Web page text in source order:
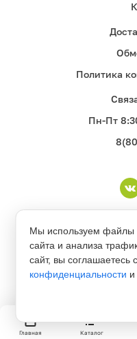
Главная Каталог
Политика
Пн-Пт
Мы используем файлы
сайта и анализа
сайт, вы соглашаетесь
конфиденциальности